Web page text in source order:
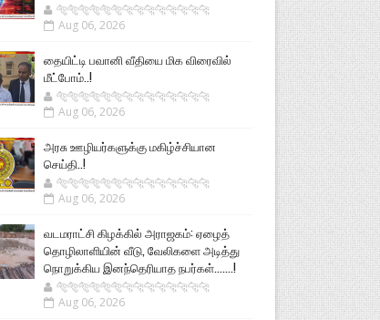
🐅🐅🐅🐅🐅🐅🐆🐆🐆🐆🐆🐆🐆🐆
Aug 06, 2026
தையிட்டி பவானி வீதியை மிக விரைவில்
மீட்போம்..!
🐅🐅🐅🐅🐅🐅🐆🐆🐆🐆🐆🐆🐆🐆
Aug 06, 2026
அரசு ஊழியர்களுக்கு மகிழ்ச்சியான
செய்தி..!
🐅🐅🐅🐅🐅🐅🐆🐆🐆🐆🐆🐆🐆🐆
Aug 06, 2026
வடமராட்சி கிழக்கில் அராஜகம்: ஏழைத்
தொழிலாளியின் வீடு, வேலிகளை அடித்து
நொறுக்கிய இனந்தெரியாத நபர்கள்.......!
🐅🐅🐅🐅🐅🐅🐆🐆🐆🐆🐆🐆🐆🐆
Aug 06, 2026